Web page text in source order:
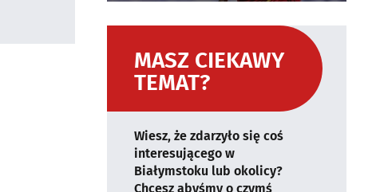
MASZ CIEKAWY
TEMAT?
Wiesz, że zdarzyło się coś
interesującego w
Białymstoku lub okolicy?
Chcesz abyśmy o czymś